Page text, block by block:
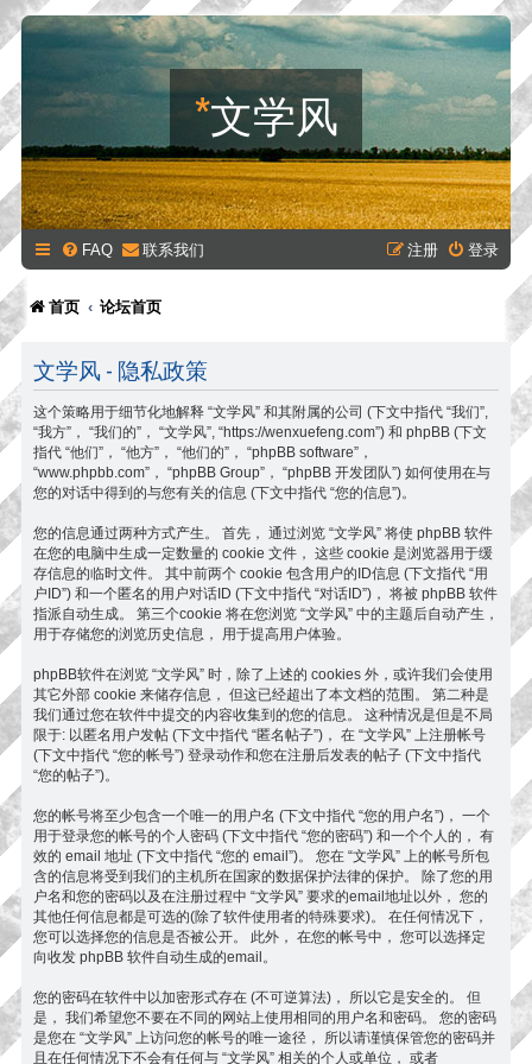
*文学风
FAQ 联系我们 登录
注册
首页 论坛首页
文学风 - 隐私政策
这个策略用于细节化地解释 “文学风” 和其附属的公司 (下文中指代 “我们”,
“我方”， “我们的”， “文学风”, “https://wenxuefeng.com”) 和 phpBB (下文
指代 “他们”， “他方”， “他们的”， “phpBB software”，
“www.phpbb.com”， “phpBB Group”， “phpBB 开发团队”) 如何使用在与
您的对话中得到的与您有关的信息 (下文中指代 “您的信息”)。
您的信息通过两种方式产生。 首先， 通过浏览 “文学风” 将使 phpBB 软件
在您的电脑中生成一定数量的 cookie 文件， 这些 cookie 是浏览器用于缓
存信息的临时文件。 其中前两个 cookie 包含用户的ID信息 (下文指代 “用
户ID”) 和一个匿名的用户对话ID (下文中指代 “对话ID”)， 将被 phpBB 软件
指派自动生成。 第三个cookie 将在您浏览 “文学风” 中的主题后自动产生，
用于存储您的浏览历史信息， 用于提高用户体验。
phpBB软件在浏览 “文学风” 时，除了上述的 cookies 外，或许我们会使用
其它外部 cookie 来储存信息， 但这已经超出了本文档的范围。 第二种是
我们通过您在软件中提交的内容收集到的您的信息。 这种情况是但是不局
限于: 以匿名用户发帖 (下文中指代 “匿名帖子”)， 在 “文学风” 上注册帐号
(下文中指代 “您的帐号”) 登录动作和您在注册后发表的帖子 (下文中指代
“您的帖子”)。
您的帐号将至少包含一个唯一的用户名 (下文中指代 “您的用户名”)， 一个
用于登录您的帐号的个人密码 (下文中指代 “您的密码”) 和一个个人的， 有
效的 email 地址 (下文中指代 “您的 email”)。 您在 “文学风” 上的帐号所包
含的信息将受到我们的主机所在国家的数据保护法律的保护。 除了您的用
户名和您的密码以及在注册过程中 “文学风” 要求的email地址以外， 您的
其他任何信息都是可选的(除了软件使用者的特殊要求)。 在任何情况下，
您可以选择您的信息是否被公开。 此外， 在您的帐号中， 您可以选择定
向收发 phpBB 软件自动生成的email。
您的密码在软件中以加密形式存在 (不可逆算法)， 所以它是安全的。 但
是， 我们希望您不要在不同的网站上使用相同的用户名和密码。 您的密码
是您在 “文学风” 上访问您的帐号的唯一途径， 所以请谨慎保管您的密码并
且在任何情况下不会有任何与 “文学风” 相关的个人或单位， 或者